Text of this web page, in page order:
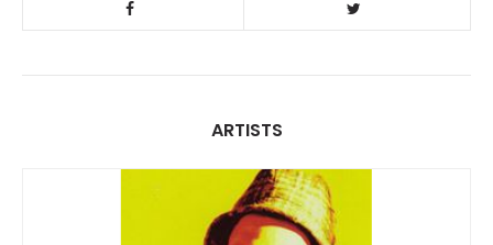
ARTISTS